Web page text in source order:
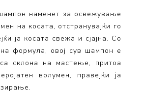
наменет за освежување
на косата, отстранувајќи го
ја косата свежа и сјајна. Со
формула, овој сув шампон е
склона на мастење, притоа
волумен, правејќи ја